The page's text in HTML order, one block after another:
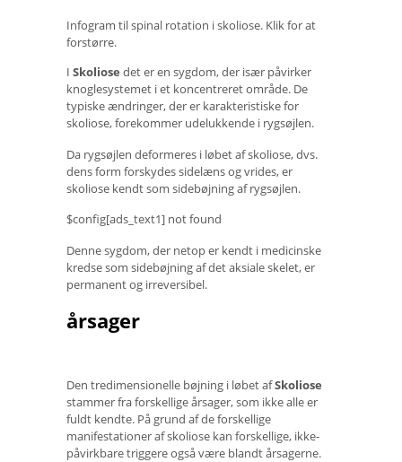
Infogram til spinal rotation i skoliose. Klik for at
forstørre.
I Skoliose det er en sygdom, der især påvirker
knoglesystemet i et koncentreret område. De
typiske ændringer, der er karakteristiske for
skoliose, forekommer udelukkende i rygsøjlen.
Da rygsøjlen deformeres i løbet af skoliose, dvs.
dens form forskydes sidelæns og vrides, er
skoliose kendt som sidebøjning af rygsøjlen.
$config[ads_text1] not found
Denne sygdom, der netop er kendt i medicinske
kredse som sidebøjning af det aksiale skelet, er
permanent og irreversibel.
årsager
Den tredimensionelle bøjning i løbet afSkoliose
stammer fra forskellige årsager, som ikke alle er
fuldt kendte. På grund af de forskellige
manifestationer af skoliose kan forskellige, ikke-
påvirkbare triggere også være blandt årsagerne.